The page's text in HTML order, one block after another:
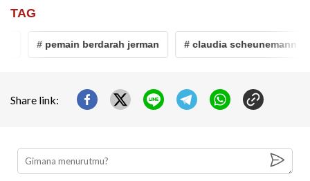
TAG
# pemain berdarah jerman # claudia scheunemann
Share link: